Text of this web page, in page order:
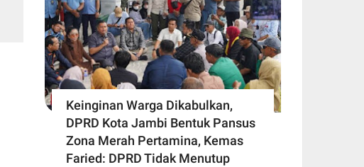
Keinginan Warga Dikabulkan,
DPRD Kota Jambi Bentuk Pansus
Zona Merah Pertamina, Kemas
Faried: DPRD Tidak Menutup